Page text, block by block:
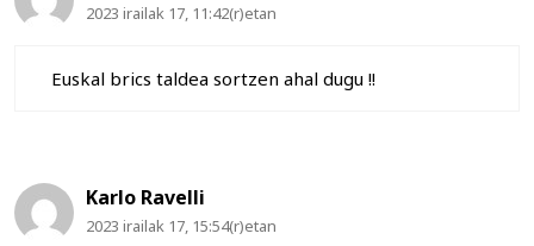
2023 irailak 17, 11:42(r)etan
Euskal brics taldea sortzen ahal dugu !!
Karlo Ravelli
2023 irailak 17, 15:54(r)etan